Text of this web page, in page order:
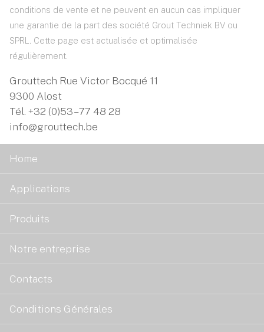
conditions de vente et ne peuvent en aucun cas impliquer
une garantie de la part des société Grout Techniek BV ou
SPRL. Cette page est actualisée et optimalisée
régulièrement.
Grouttech Rue Victor Bocqué 11
9300 Alost
Tél. +32 (0)53 – 77 48 28
info@grouttech.be
Home
Applications
Produits
Notre entreprise
Contacts
Conditions Générales